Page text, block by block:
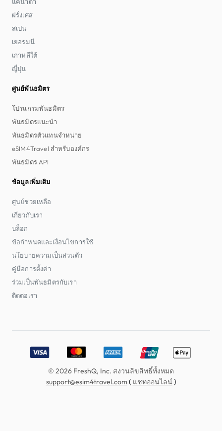
ฝรั่งเศส
สเปน
เยอรมนี
เกาหลีใต้
ญี่ปุ่น
ศูนย์พันธมิตร
โปรแกรมพันธมิตร
พันธมิตรแนะนำ
พันธมิตรตัวแทนจำหน่าย
eSIM4Travel สำหรับองค์กร
พันธมิตร API
ข้อมูลเพิ่มเติม
ศูนย์ช่วยเหลือ
เกี่ยวกับเรา
บล็อก
ข้อกำหนดและเงื่อนไขการใช้
นโยบายความเป็นส่วนตัว
คู่มือการตั้งค่า
ร่วมเป็นพันธมิตรกับเรา
ติดต่อเรา
Accepted payment methods: Visa, MasterCard, American
© 2026 FreshQ, Inc. สงวนลิขสิทธิ์ทั้งหมด
support@esim4travel.com( แชทออนไลน์ )